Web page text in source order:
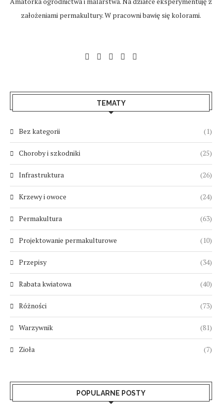
założeniami permakultury. W pracowni bawię się kolorami.
TEMATY
Bez kategorii (1)
Choroby i szkodniki (25)
Infrastruktura (26)
Krzewy i owoce (24)
Permakultura (63)
Projektowanie permakulturowe (10)
Przepisy (34)
Rabata kwiatowa (40)
Różności (73)
Warzywnik (81)
Zioła (7)
POPULARNE POSTY